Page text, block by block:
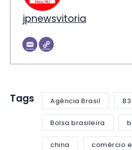
jpnewsvitoria
Tags Agência Brasil B3
Bolsa brasileira
china comércio